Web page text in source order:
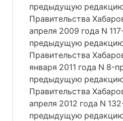
предыдущую
Правительства
апреля 2009 года N
предыдущую
Правительства
января 2011 года N 8-
предыдущую
Правительства
апреля 2012 года N
предыдущую